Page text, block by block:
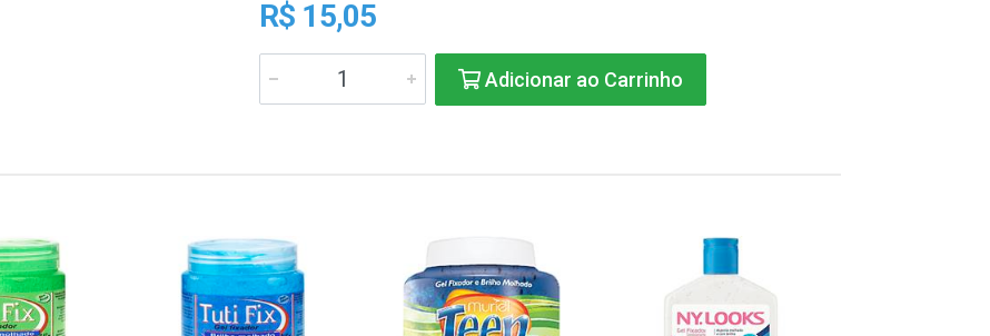
R$ 15,05
Adicionar ao Carrinho